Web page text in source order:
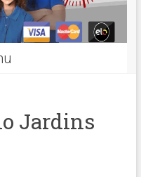
Jardins